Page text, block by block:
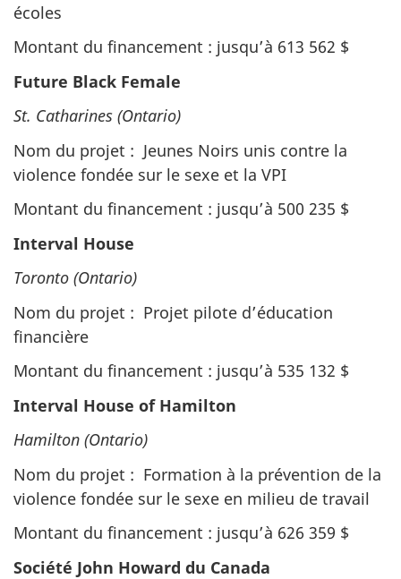
écoles
Montant du financement : jusqu’à 613 562 $
Future Black Female
St. Catharines (Ontario)
Nom du projet : Jeunes Noirs unis contre la
violence fondée sur le sexe et la VPI
Montant du financement : jusqu’à 500 235 $
Interval House
Toronto (Ontario)
Nom du projet : Projet pilote d’éducation
financière
Montant du financement : jusqu’à 535 132 $
Interval House of Hamilton
Hamilton (Ontario)
Nom du projet : Formation à la prévention de la
violence fondée sur le sexe en milieu de travail
Montant du financement : jusqu’à 626 359 $
Société John Howard du Canada